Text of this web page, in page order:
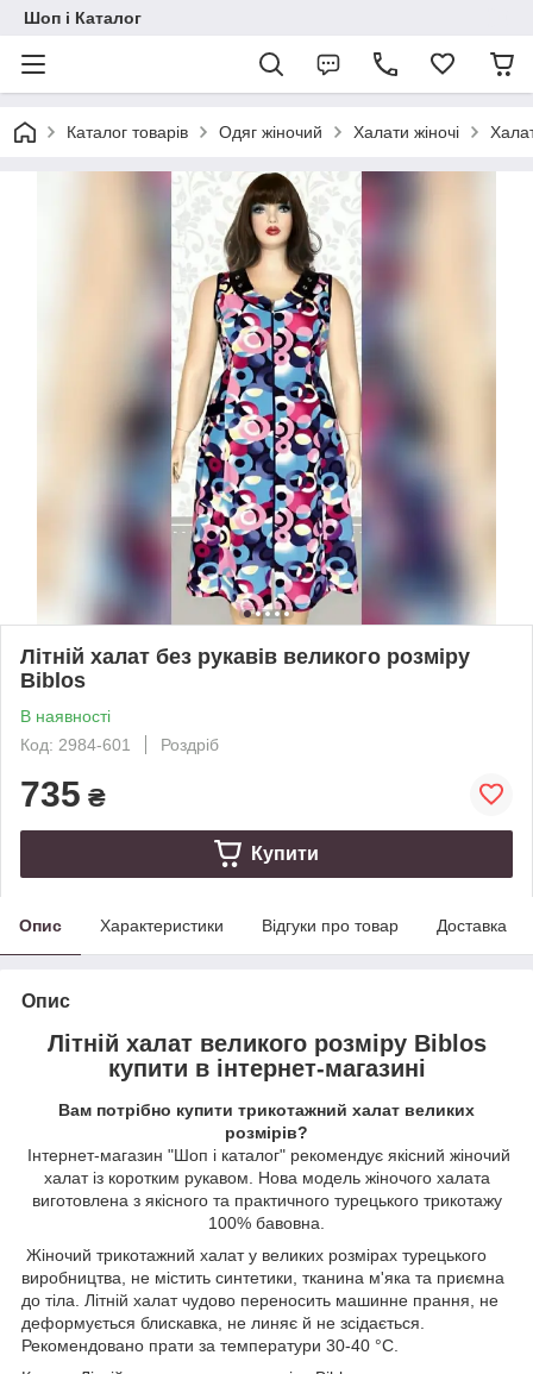
Шоп і Каталог
Каталог товарів Одяг жіночий Халати жіночі
Літній халат без рукавів великого розміру
Biblos
В наявності
Код: 2984-601
Роздріб
735 ₴
Купити
Опис Характеристики Відгуки про товар Доставка
Опис
Літній халат великого розміру Biblos
купити в інтернет-магазині
Вам потрібно купити трикотажний халат великих
розмірів?
Інтернет-магазин "Шоп і каталог" рекомендує якісний жіночий
халат із коротким рукавом. Нова модель жіночого халата
виготовлена з якісного та практичного турецького трикотажу
100% бавовна.
Жіночий трикотажний халат у великих розмірах турецького
виробництва, не містить синтетики, тканина м'яка та приємна
до тіла. Літній халат чудово переносить машинне прання, не
деформується блискавка, не линяє й не зсідається.
Рекомендовано прати за температури 30-40 °C.